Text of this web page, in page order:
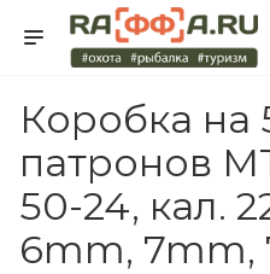
Коробка на
патронов
50-24, кал.
6mm, 7mm,